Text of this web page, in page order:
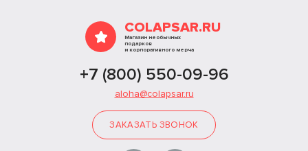
COLAPSAR.RU
Магазин необычных
подарков
и корпоративного мерча
+7 (800) 550-09-96
aloha@colapsar.ru
ЗАКАЗАТЬ ЗВОНОК